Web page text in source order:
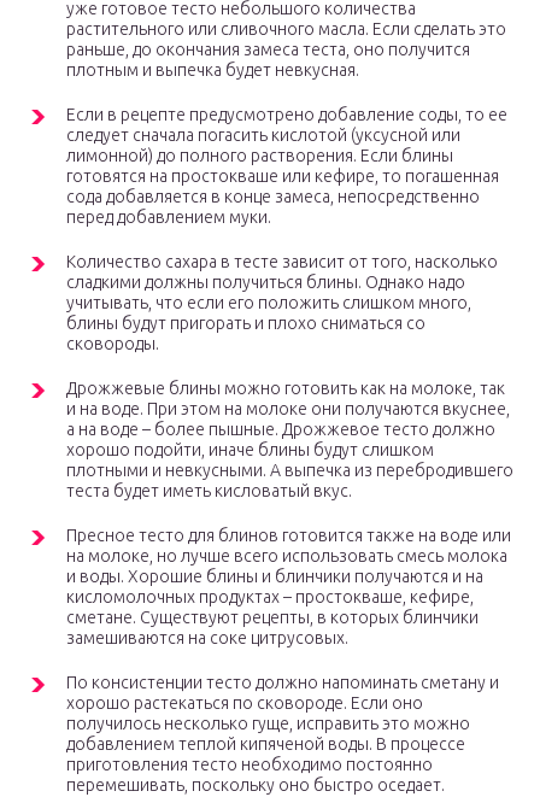
уже готовое тесто небольшого количества
растительного или сливочного масла. Если сделать это
раньше, до окончания замеса теста, оно получится
плотным и выпечка будет невкусная.
Если в рецепте предусмотрено добавление соды, то ее
следует сначала погасить кислотой (уксусной или
лимонной) до полного растворения. Если блины
готовятся на простокваше или кефире, то погашенная
сода добавляется в конце замеса, непосредственно
перед добавлением муки.
Количество сахара в тесте зависит от того, насколько
сладкими должны получиться блины. Однако надо
учитывать, что если его положить слишком много,
блины будут пригорать и плохо сниматься со
сковороды.
Дрожжевые блины можно готовить как на молоке, так
и на воде. При этом на молоке они получаются вкуснее,
а на воде – более пышные. Дрожжевое тесто должно
хорошо подойти, иначе блины будут слишком
плотными и невкусными. А выпечка из перебродившего
теста будет иметь кисловатый вкус.
Пресное тесто для блинов готовится также на воде или
на молоке, но лучше всего использовать смесь молока
и воды. Хорошие блины и блинчики получаются и на
кисломолочных продуктах – простокваше, кефире,
сметане. Существуют рецепты, в которых блинчики
замешиваются на соке цитрусовых.
По консистенции тесто должно напоминать сметану и
хорошо растекаться по сковороде. Если оно
получилось несколько гуще, исправить это можно
добавлением теплой кипяченой воды. В процессе
приготовления тесто необходимо постоянно
перемешивать, поскольку оно быстро оседает.